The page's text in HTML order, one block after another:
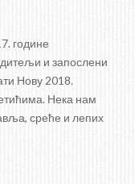
године
и запослени
Нову 2018.
Нека нам
среће и лепих